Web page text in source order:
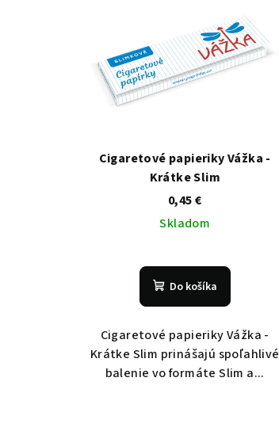
Cigaretové papieriky Vážka -
Krátke Slim
0,45 €
Skladom
Do košíka
Cigaretové papieriky Vážka -
Krátke Slim prinášajú spoľahlivé
balenie vo formáte Slim a...